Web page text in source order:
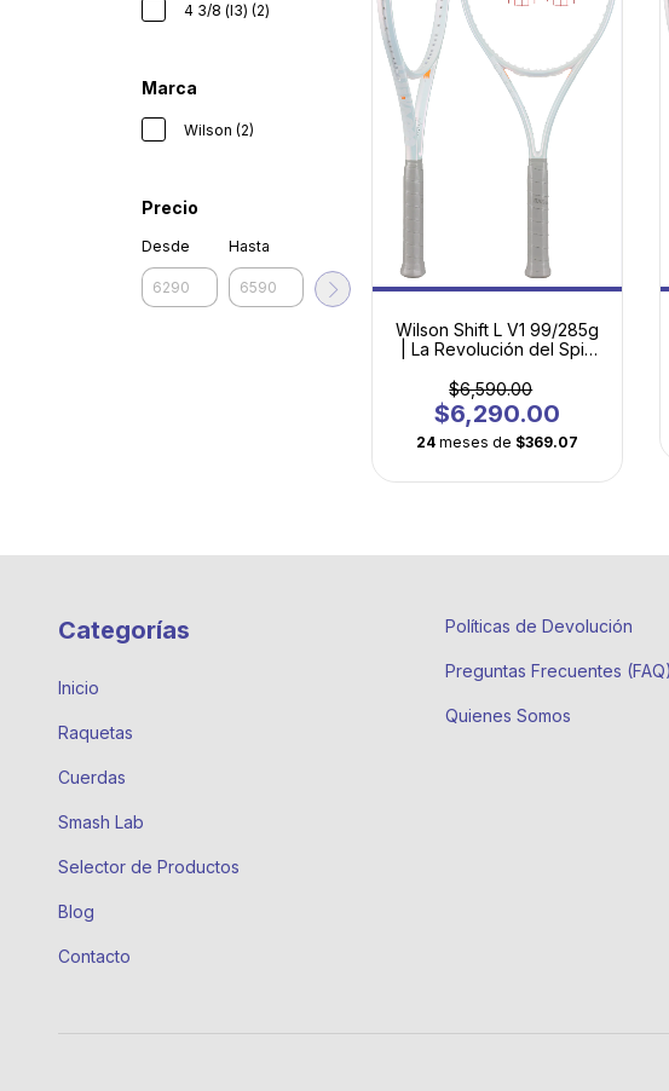
4 3/8 (l3) (2)
Marca
Wilson (2)
Precio
Desde Hasta
Wilson Shift L V1 99/285g
| La Revolución del Spin
$6,590.00
$6,290.00
24 meses de $369.07
Categorías
Inicio
Raquetas
Cuerdas
Smash Lab
Selector de Productos
Blog
Contacto
Políticas de Devolución
Preguntas Frecuentes (FAQ)
Quienes Somos